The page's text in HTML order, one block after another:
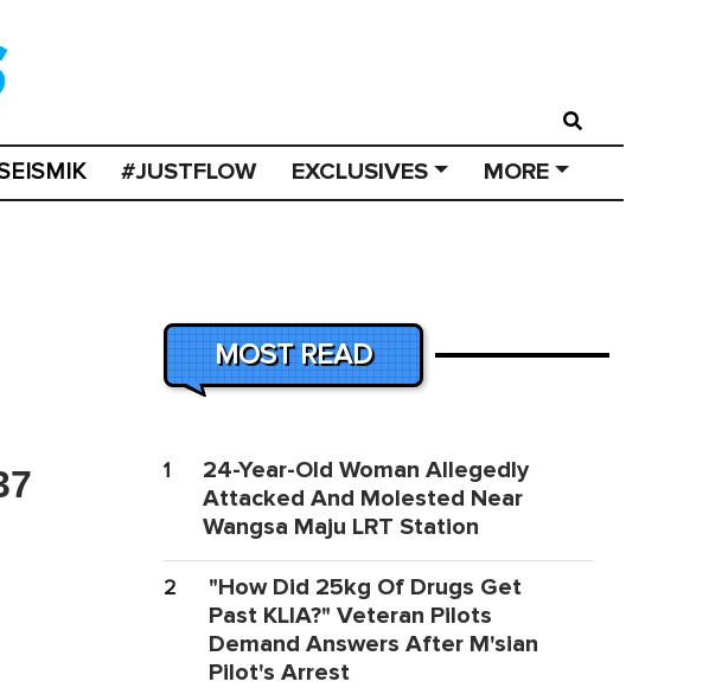
#JUSTFLOW EXCLUSIVES MORE
MOST READ
1
24-Year-Old Woman Allegedly
Attacked And Molested Near
Wangsa Maju LRT Station
2
"How Did 25kg Of Drugs Get
Past KLIA?" Veteran Pilots
Demand Answers After M'sian
Pilot's Arrest